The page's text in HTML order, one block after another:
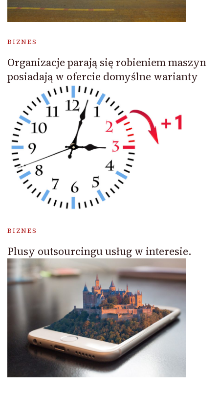
BIZNES
Organizacje parają się robieniem maszyn
posiadają w ofercie domyślne warianty
BIZNES
Plusy outsourcingu usług w interesie.